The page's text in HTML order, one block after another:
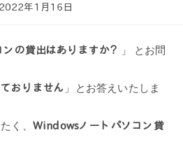
2022年1月16日
ンの貸出はありますか？
」 とお問
おりません 」とお答えいたしま
く、 Windowsノートパソコン貸